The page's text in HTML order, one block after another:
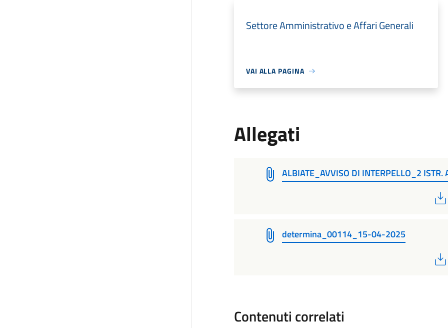
Settore Amministrativo e Affari Generali
VAI ALLA PAGINA
Allegati
ALBIATE_AVVISO DI INTERPELLO_2 ISTR.
determina_00114_15-04-2025
Contenuti correlati